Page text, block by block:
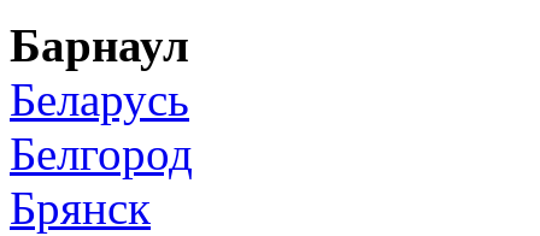
Барнаул
Беларусь
Белгород
Брянск